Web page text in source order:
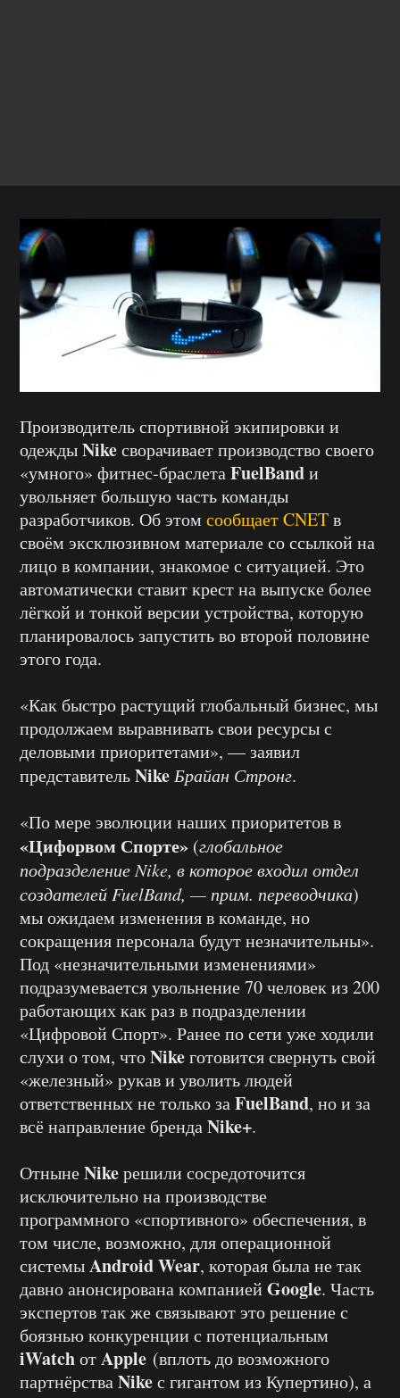
Производитель спортивной экипировки и
одеждыNikeсворачивает производство своего
«умного» фитнес-браслетаFuelBandи
увольняет большую часть команды
разработчиков. Об этом сообщает CNETв
своём эксклюзивном материале со ссылкой на
лицо в компании, знакомое с ситуацией. Это
автоматически ставит крест на выпуске более
лёгкой и тонкой версии устройства, которую
планировалось запустить во второй половине
этого года.
«Как быстро растущий глобальный бизнес, мы
продолжаем выравнивать свои ресурсы с
деловыми приоритетами», — заявил
представительNike Брайан Стронг.
«По мере эволюции наших приоритетов в
«Цифорвом Спорте» (глобальное
подразделение Nike, в которое входил отдел
создателей FuelBand, — прим. переводчика)
мы ожидаем изменения в команде, но
сокращения персонала будут незначительны».
Под «незначительными изменениями»
подразумевается увольнение 70 человек из 200
работающих как раз в подразделении
«Цифровой Спорт». Ранее по сети уже ходили
слухи о том, чтоNikeготовится свернуть свой
«железный» рукав и уволить людей
ответственных не только заFuelBand, но и за
всё направление брендаNike+.
ОтнынеNikeрешили сосредоточится
исключительно на производстве
программного «спортивного» обеспечения, в
том числе, возможно, для операционной
системыAndroid Wear, которая была не так
давно анонсирована компанией Google. Часть
экспертов так же связывают это решение с
боязнью конкуренции с потенциальным
iWatchотApple (вплоть до возможного
партнёрстваNikeс гигантом из Купертино), а